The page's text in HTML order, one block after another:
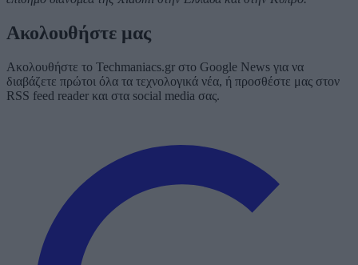
Ακολουθήστε μας
Ακολουθήστε το Techmaniacs.gr στο Google News για να
διαβάζετε πρώτοι όλα τα τεχνολογικά νέα, ή προσθέστε μας στον
RSS feed reader και στα social media σας.